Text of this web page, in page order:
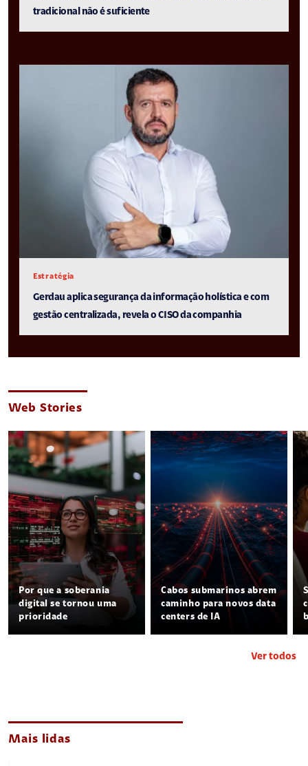
tradicional não é suficiente
Estratégia
Gerdau aplica segurança da informação holística e com
gestão centralizada, revela o CISO da companhia
Web Stories
Por que a soberania
digital se tornou uma
prioridade
Cabos submarinos abrem
caminho para novos data
centers de IA
Ver todos
Mais lidas